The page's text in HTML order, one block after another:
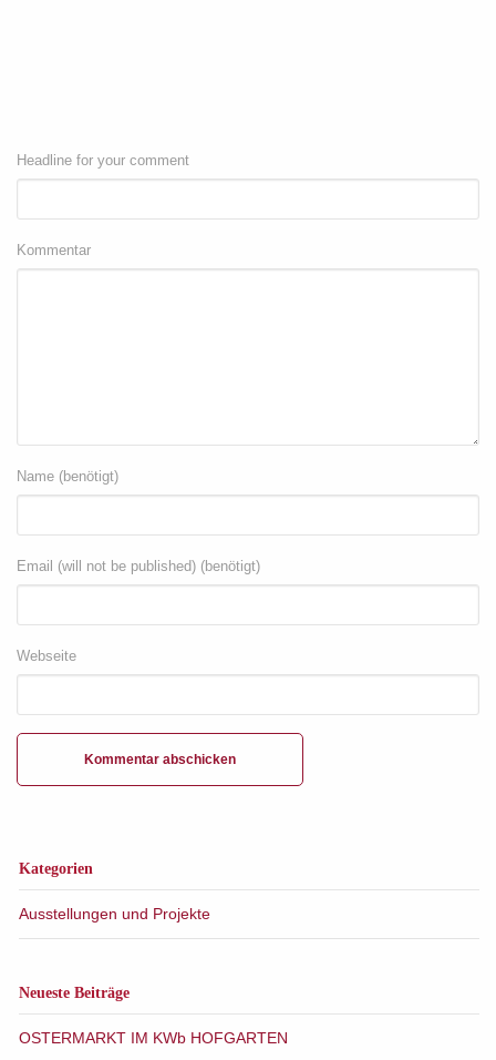
Headline for your comment
Kommentar
Name (benötigt)
Email (will not be published) (benötigt)
Webseite
Kategorien
Ausstellungen und Projekte
Neueste Beiträge
OSTERMARKT IM KWb HOFGARTEN